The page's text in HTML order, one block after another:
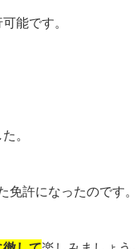
能です。
。
許になったのです。